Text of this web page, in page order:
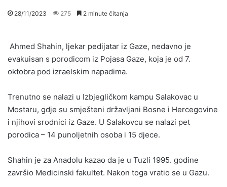
28/11/2023 275 2 minute čitanja
Ahmed Shahin, ljekar pedijatar iz Gaze, nedavno je
evakuisan s porodicom iz Pojasa Gaze, koja je od 7.
oktobra pod izraelskim napadima.
Trenutno se nalazi u Izbjegličkom kampu Salakovac u
Mostaru, gdje su smješteni državljani Bosne i Hercegovine
i njihovi srodnici iz Gaze. U Salakovcu se nalazi pet
porodica – 14 punoljetnih osoba i 15 djece.
Shahin je za Anadolu kazao da je u Tuzli 1995. godine
završio Medicinski fakultet. Nakon toga vratio se u Gazu.